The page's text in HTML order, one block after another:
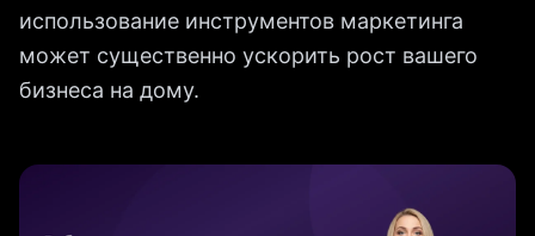
использование инструментов маркетинга
может существенно ускорить рост вашего
бизнеса на дому.